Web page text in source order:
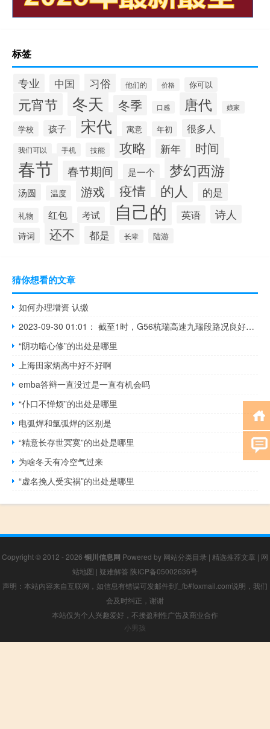
标签
专业 中国 习俗 他们的 价格 你可以
元宵节 冬天 冬季 口感 唐代 娘家
学校 孩子 宋代 寓意 年初 很多人
我们可以 手机 技能 攻略 新年 时间
春节 春节期间 是一个 梦幻西游
汤圆 温度 游戏 疫情 的人 的是
礼物 红包 考试 自己的 英语 诗人
诗词 还不 都是 长辈 陆游
猜你想看的文章
如何办理增资 认缴
2023-09-30 01:01： 截至1时，G56杭瑞高速九瑞段路况良好，通行正常。 ​​​
“阴功暗心修”的出处是哪里
上海田家炳高中好不好啊
emba答辩一直没过是一直有机会吗
“仆口不惮烦”的出处是哪里
电弧焊和氩弧焊的区别是
“精意长存世冥寞”的出处是哪里
为啥冬天有冷空气过来
“虚名挽人受实祸”的出处是哪里
Copyright © 2012 - 2026 铜川信息网 Powered by 网站分类目录 | 精选推荐文章 | 网
站地图 | 疑难解答 陕ICP备05002636号
声明：本站内容来自互联网，如信息有错误可发邮件到f_fb#foxmail.com说明，我们
会及时纠正，谢谢
本站仅为个人兴趣爱好，不接盈利性广告及商业合作
小男孩